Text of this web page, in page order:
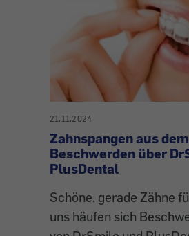
21.11.2024
Zahnspangen aus
Beschwerden über
PlusDental
Schöne, gerade Zähne
uns häufen sich